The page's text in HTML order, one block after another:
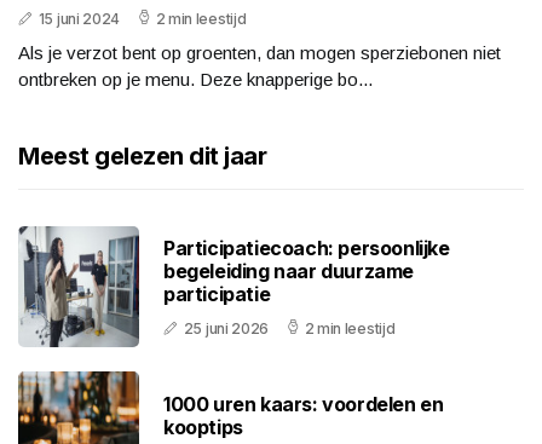
15 juni 2024 2 min leestijd
Als je verzot bent op groenten, dan mogen sperziebonen niet
ontbreken op je menu. Deze knapperige bo...
Meest gelezen dit jaar
Participatiecoach: persoonlijke
begeleiding naar duurzame
participatie
25 juni 2026 2 min leestijd
1000 uren kaars: voordelen en
kooptips